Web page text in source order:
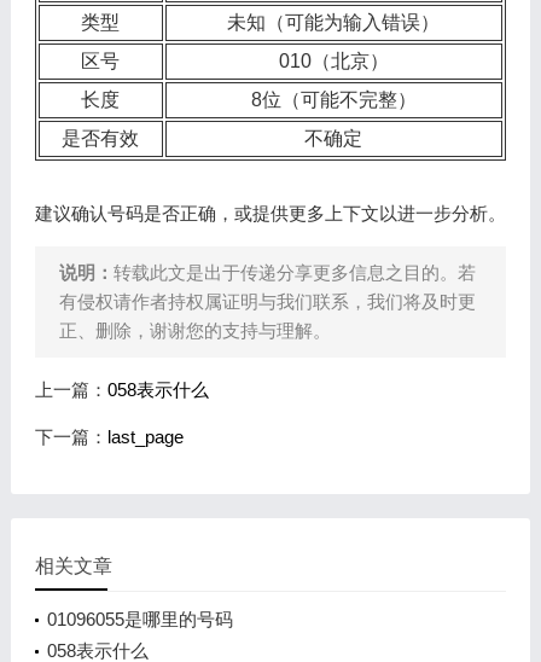
类型
未知（可能为输入错误）
区号
010（北京）
长度
8位（可能不完整）
是否有效
不确定
建议确认号码是否正确，或提供更多上下文以进一步分析。
说明： 转载此文是出于传递分享更多信息之目的。若
有侵权请作者持权属证明与我们联系，我们将及时更
正、删除，谢谢您的支持与理解。
上一篇： 058表示什么
下一篇： last_page
相关文章
01096055是哪里的号码
058表示什么